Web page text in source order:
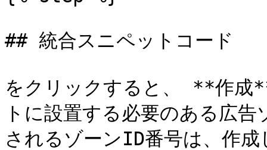
## 統合スニペットコード
をクリックすると、 **作成
トに設置する必要のある広
されるゾーンID番号は、作